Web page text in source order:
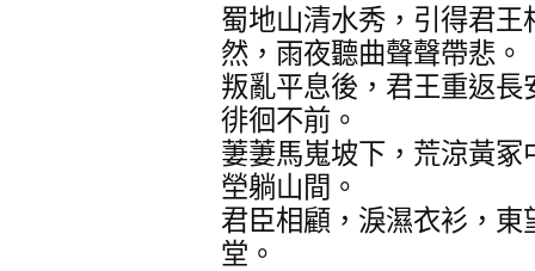
蜀地山清水秀，引得君
然，雨夜聽曲聲聲帶悲。
叛亂平息後，君王重返
徘徊不前。
萋萋馬嵬坡下，荒涼黃
塋躺山間。
君臣相顧，淚濕衣衫，
堂。